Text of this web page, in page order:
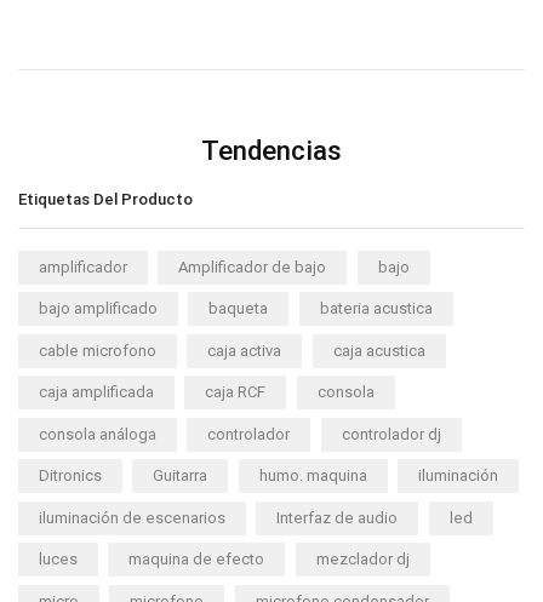
Tendencias
Etiquetas Del Producto
amplificador Amplificador de bajo bajo
bajo amplificado baqueta bateria acustica
cable microfono caja activa caja acustica
caja amplificada caja RCF consola
consola análoga controlador controlador dj
Ditronics Guitarra humo. maquina iluminación
iluminación de escenarios Interfaz de audio led
luces maquina de efecto mezclador dj